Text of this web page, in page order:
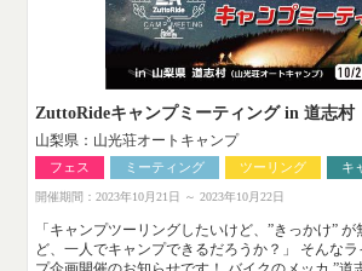
ZuttoRideキャンプミーティング in 道志村
山梨県：山光荘オートキャンプ
フェス ミーティング ツーリング キ
開催期間：2023年10月21日 ～ 2023年10月22日
「キャンプツーリングしたいけど、”きっかけ”
ど、一人でキャンプできるだろうか？」 そんな